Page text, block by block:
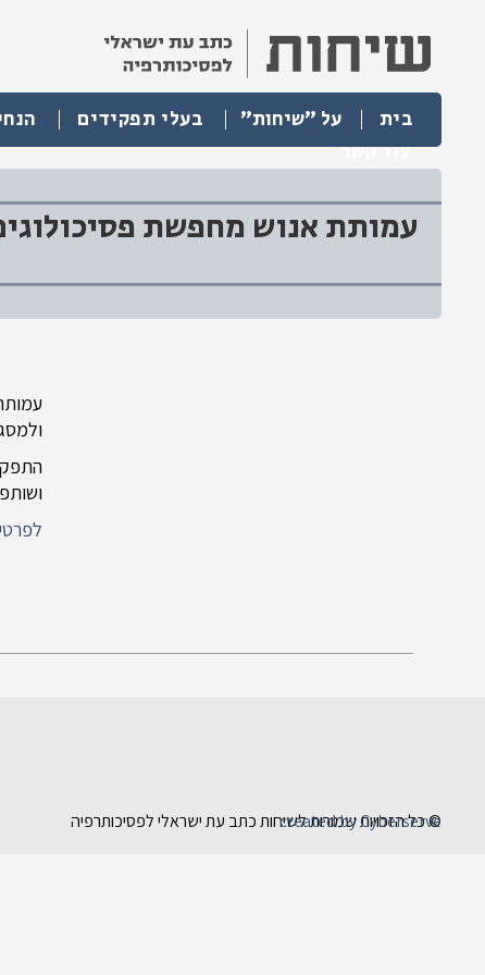
בית על "שיחות" בעלי תפקידים
צור קשר
עמותת אנוש מחפשת
© כל הזכויות שמורות לשיחות כתב עת ישראלי לפסיכותרפיה
created by Cyberserve